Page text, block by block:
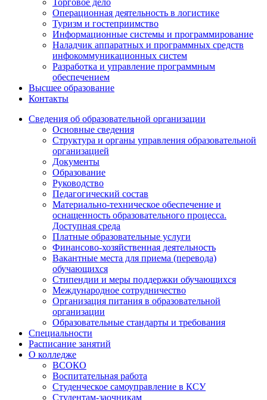
Торговое дело
Операционная деятельность в логистике
Туризм и гостеприимство
Информационные системы и программирование
Наладчик аппаратных и программных средств
инфокоммуникационных систем
Разработка и управление программным
обеспечением
Высшее образование
Контакты
Сведения об образовательной организации
Основные сведения
Структура и органы управления образовательной
организацией
Документы
Образование
Руководство
Педагогический состав
Материально-техническое обеспечение и
оснащенность образовательного процесса.
Доступная среда
Платные образовательные услуги
Финансово-хозяйственная деятельность
Вакантные места для приема (перевода)
обучающихся
Стипендии и меры поддержки обучающихся
Международное сотрудничество
Организация питания в образовательной
организации
Образовательные стандарты и требования
Специальности
Расписание занятий
О колледже
ВСОКО
Воспитательная работа
Студенческое самоуправление в КСУ
Студентам-заочникам